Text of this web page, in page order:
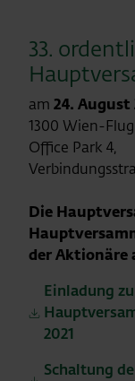
33.
am 24. August
1300 Wien-
Office Park 4,
Die
der Aktionäre
Einladung
2021
Schaltung